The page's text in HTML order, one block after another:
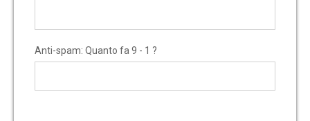
Anti-spam: Quanto fa 9 - 1 ?